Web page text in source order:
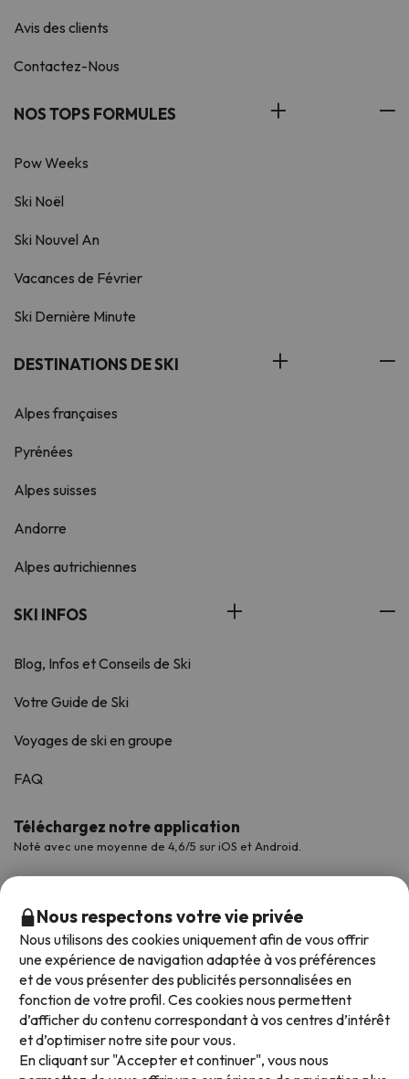
Avis des clients
Contactez-Nous
NOS TOPS FORMULES
Pow Weeks
Ski Noël
Ski Nouvel An
Vacances de Février
Ski Dernière Minute
DESTINATIONS DE SKI
Alpes françaises
Pyrénées
Alpes suisses
Andorre
Alpes autrichiennes
SKI INFOS
Blog, Infos et Conseils de Ski
Votre Guide de Ski
Voyages de ski en groupe
FAQ
Téléchargez notre application
Noté avec une moyenne de 4,6/5 sur iOS et Android.
Modes de paiement disponibles
Nous respectons votre vie privée
Nous utilisons des cookies uniquement afin de vous offrir
une expérience de navigation adaptée à vos préférences
et de vous présenter des publicités personnalisées en
fonction de votre profil. Ces cookies nous permettent
d’afficher du contenu correspondant à vos centres d’intérêt
et d’optimiser notre site pour vous.
En cliquant sur "Accepter et continuer", vous nous